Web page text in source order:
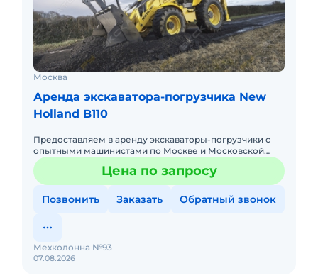
Москва
Аренда экскаватора-погрузчика New
Holland B110
Предоставляем в аренду экскаваторы-погрузчики с
опытными машинистами по Москве и Московской
области. Любой вид аренды. Долгосрочный,
краткосрочный (почасовой, п
Цена по запросу
Позвонить Заказать Обратный звонок
07.08.2026
Мехколонна №93